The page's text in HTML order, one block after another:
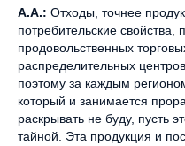
А.А.: Отходы, точнее
потребительские свойства,
продовольственных
распределительных
поэтому за каждым
который и занимается
раскрывать не буду, пусть
тайной. Эта продукция и